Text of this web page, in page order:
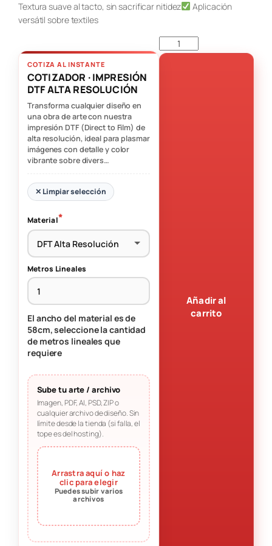
Textura suave al tacto, sin sacrificar nitidez
Aplicación
versátil sobre textiles
COTIZA AL INSTANTE
COTIZADOR · IMPRESIÓN
DTF ALTA RESOLUCIÓN
Transforma cualquier diseño en
una obra de arte con nuestra
impresión DTF (Direct to Film) de
alta resolución, ideal para plasmar
imágenes con detalle y color
vibrante sobre divers…
✕ Limpiar selección
Material
Metros Lineales
El ancho del material es de
58cm, seleccione la cantidad
de metros lineales que
requiere
Sube tu arte / archivo
Imagen, PDF, AI, PSD, ZIP o
cualquier archivo de diseño. Sin
límite desde la tienda (si falla, el
tope es del hosting).
Arrastra aquí o haz
clic para elegir
Puedes subir varios
archivos
Añadir al
carrito